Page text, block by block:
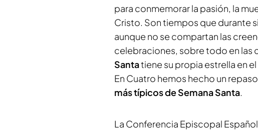
para conmemorar la pasión, la
Cristo. Son tiempos que durante
aunque no se compartan las
celebraciones, sobre todo en las
Santatiene su propia estrella en
En Cuatro hemos hecho un
más típicos de Semana Santa.
La Conferencia Episcopal